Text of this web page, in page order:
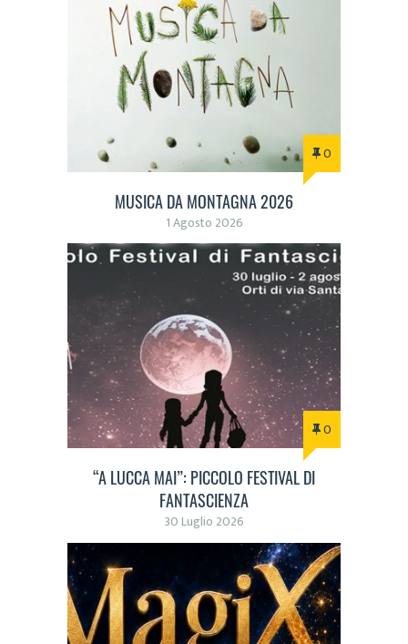
0
MUSICA DA MONTAGNA 2026
1 Agosto 2026
0
“A LUCCA MAI”: PICCOLO FESTIVAL DI
FANTASCIENZA
30 Luglio 2026